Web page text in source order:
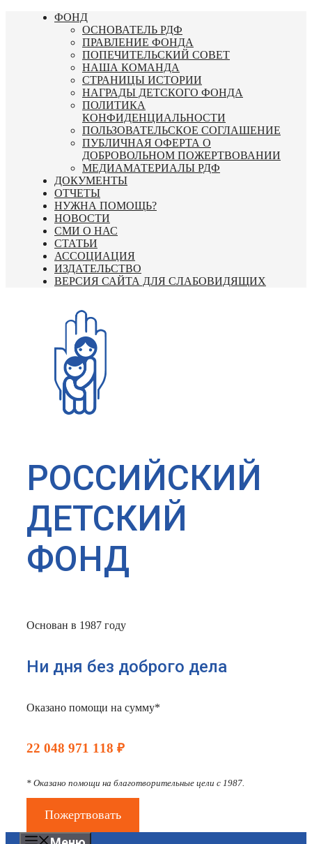
Перейти
ФОНД
ОСНОВАТЕЛЬ РДФ
ПРАВЛЕНИЕ ФОНДА
ПОПЕЧИТЕЛЬСКИЙ СОВЕТ
НАША КОМАНДА
СТРАНИЦЫ ИСТОРИИ
НАГРАДЫ ДЕТСКОГО ФОНДА
ПОЛИТИКА
КОНФИДЕНЦИАЛЬНОСТИ
ПОЛЬЗОВАТЕЛЬСКОЕ СОГЛАШЕНИЕ
ПУБЛИЧНАЯ ОФЕРТА О
ДОБРОВОЛЬНОМ ПОЖЕРТВОВАНИИ
МЕДИАМАТЕРИАЛЫ РДФ
ДОКУМЕНТЫ
ОТЧЕТЫ
НУЖНА ПОМОЩЬ?
НОВОСТИ
СМИ О НАС
СТАТЬИ
АССОЦИАЦИЯ
ИЗДАТЕЛЬСТВО
ВЕРСИЯ САЙТА ДЛЯ СЛАБОВИДЯЩИХ
РОССИЙСКИЙ
ДЕТСКИЙ
ФОНД
Основан в 1987 году
Ни дня без доброго дела
Оказано помощи на сумму*
22 048 971 118 ₽
* Оказано помощи на благотворительные цели с 1987.
Пожертвовать